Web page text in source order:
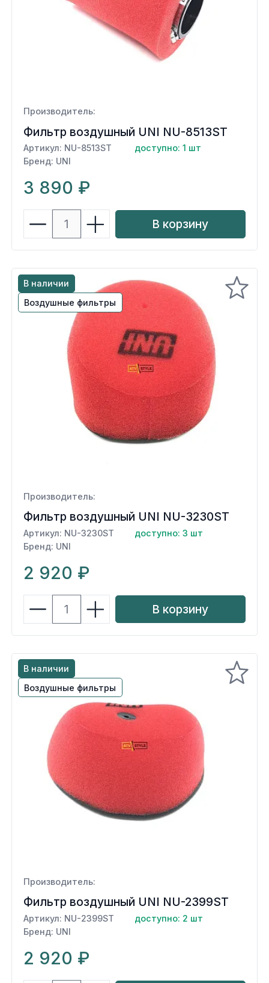
Производитель:
Фильтр воздушный UNI NU-8513ST
Артикул: NU-8513ST
доступно: 1 шт
Бренд: UNI
3 890 ₽
В корзину
В наличии
Воздушные фильтры
Производитель:
Фильтр воздушный UNI NU-3230ST
Артикул: NU-3230ST
доступно: 3 шт
Бренд: UNI
2 920 ₽
В корзину
В наличии
Воздушные фильтры
Производитель:
Фильтр воздушный UNI NU-2399ST
Артикул: NU-2399ST
доступно: 2 шт
Бренд: UNI
2 920 ₽